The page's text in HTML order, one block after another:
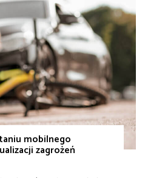
mobilnego
zagrożeń